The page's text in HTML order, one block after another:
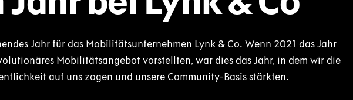
Jahr für das Mobilitätsunternehmen Lynk & Co. Wenn 2021 das Jahr
Mobilitätsangebot vorstellten, war dies das Jahr, in dem wir die
auf uns zogen und unsere Community-Basis stärkten.